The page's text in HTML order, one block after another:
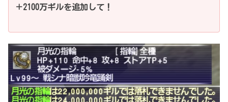
＋2100万ギルを追加して！